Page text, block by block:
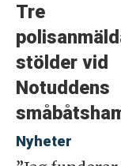
Tre
stölder vid
Notuddens
Nyheter